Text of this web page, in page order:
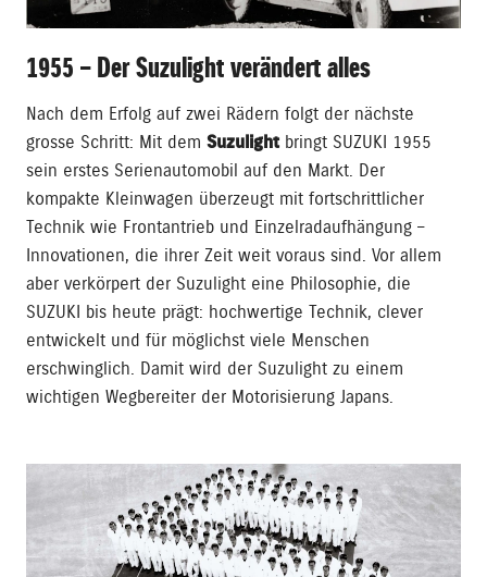
1955 – Der Suzulight verändert alles
Nach dem Erfolg auf zwei Rädern folgt der nächste
grosse Schritt: Mit dem Suzulight bringt SUZUKI 1955
sein erstes Serienautomobil auf den Markt. Der
kompakte Kleinwagen überzeugt mit fortschrittlicher
Technik wie Frontantrieb und Einzelradaufhängung –
Innovationen, die ihrer Zeit weit voraus sind. Vor allem
aber verkörpert der Suzulight eine Philosophie, die
SUZUKI bis heute prägt: hochwertige Technik, clever
entwickelt und für möglichst viele Menschen
erschwinglich. Damit wird der Suzulight zu einem
wichtigen Wegbereiter der Motorisierung Japans.